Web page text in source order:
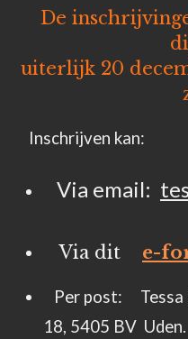
De
uiterlijk 20
Inschrijven kan:
Via email:
Via dit e-
Per post: Tessa
18, 5405 BV Uden.